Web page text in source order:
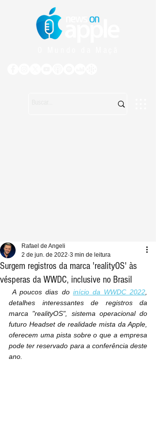
Surgem registros da marca 'realityOS' às
vésperas da WWDC, inclusive no Brasil
Rafael de Angeli
2 de jun. de 2022 3 min de leitura
A poucos dias do início da WWDC 2022
detalhes interessantes de registros da
marca "realityOS", sistema operacional do
futuro Headset de realidade mista da Apple,
oferecem uma pista sobre o que a empresa
pode ter reservado para a conferência deste
ano.